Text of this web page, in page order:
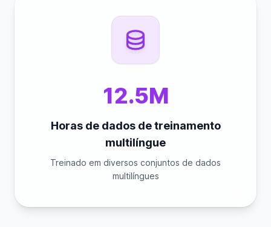
12.5M
Horas de dados de treinamento
multilíngue
Treinado em diversos conjuntos de dados
multilíngues